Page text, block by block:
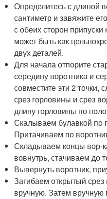
Определитесь с длиной
сантиметр и завяжите
с обеих сторон
может быть как
двух деталей.
Для начала отпорите
середину воротника и
совместите эти 2 точки,
срез горловины и срез
длину горловины по
Скалываем булавкой по
Притачиваем по
Складываем концы вор-
вовнутрь, стачиваем до
Вывернуть воротник,
Загибаем открытый
вручную. Затем